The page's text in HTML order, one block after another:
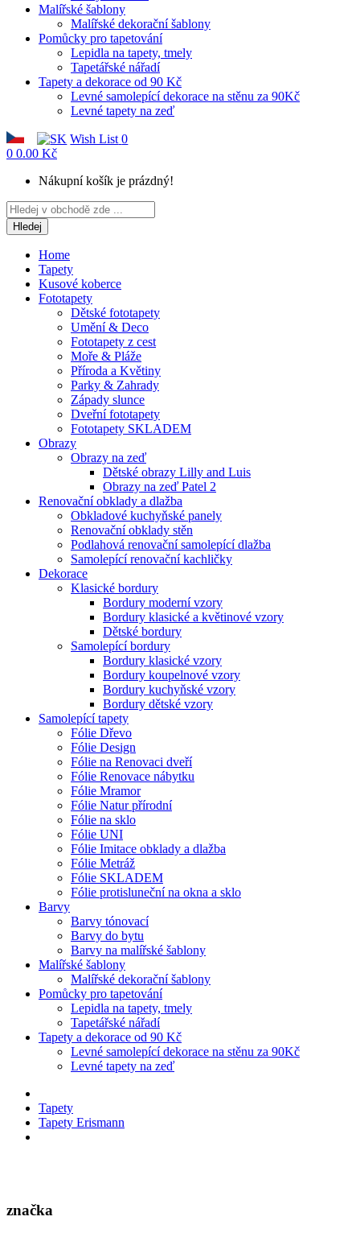
Malířské šablony
Malířské dekorační šablony
Pomůcky pro tapetování
Lepidla na tapety, tmely
Tapetářské nářadí
Tapety a dekorace od 90 Kč
Levné samolepící dekorace na stěnu za 90Kč
Levné tapety na zeď
Wish List 0
0 0.00 Kč
Nákupní košík je prázdný!
Hledej
Home
Tapety
Kusové koberce
Fototapety
Dětské fototapety
Umění & Deco
Fototapety z cest
Moře & Pláže
Příroda a Květiny
Parky & Zahrady
Západy slunce
Dveřní fototapety
Fototapety SKLADEM
Obrazy
Obrazy na zeď
Dětské obrazy Lilly and Luis
Obrazy na zeď Patel 2
Renovační obklady a dlažba
Obkladové kuchyňské panely
Renovační obklady stěn
Podlahová renovační samolepící dlažba
Samolepící renovační kachličky
Dekorace
Klasické bordury
Bordury moderní vzory
Bordury klasické a květinové vzory
Dětské bordury
Samolepící bordury
Bordury klasické vzory
Bordury koupelnové vzory
Bordury kuchyňské vzory
Bordury dětské vzory
Samolepící tapety
Fólie Dřevo
Fólie Design
Fólie na Renovaci dveří
Fólie Renovace nábytku
Fólie Mramor
Fólie Natur přírodní
Fólie na sklo
Fólie UNI
Fólie Imitace obklady a dlažba
Fólie Metráž
Fólie SKLADEM
Fólie protisluneční na okna a sklo
Barvy
Barvy tónovací
Barvy do bytu
Barvy na malířské šablony
Malířské šablony
Malířské dekorační šablony
Pomůcky pro tapetování
Lepidla na tapety, tmely
Tapetářské nářadí
Tapety a dekorace od 90 Kč
Levné samolepící dekorace na stěnu za 90Kč
Levné tapety na zeď
Tapety
Tapety Erismann
značka